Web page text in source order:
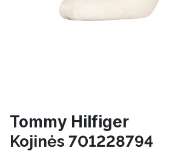
Tommy Hilfiger
Kojinės 701228794